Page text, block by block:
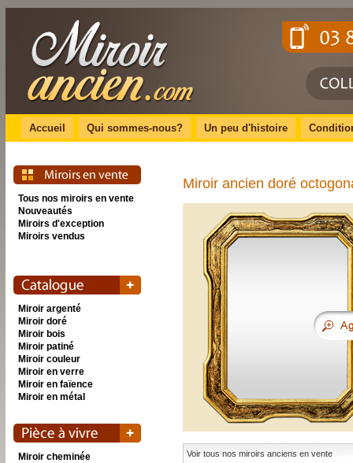
Accueil Qui sommes-nous? Un peu d'histoire
Miroir ancien doré
Voir tous nos miroirs anciens en vente
Tous nos miroirs en vente
Nouveautés
Miroirs d'exception
Miroirs vendus
Miroir argenté
Miroir doré
Miroir bois
Miroir patiné
Miroir couleur
Miroir en verre
Miroir en faïence
Miroir en métal
Miroir cheminée